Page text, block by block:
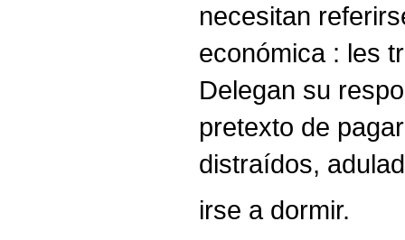
necesitan
económica : les
Delegan su
pretexto de
distraídos,
irse a dormir.